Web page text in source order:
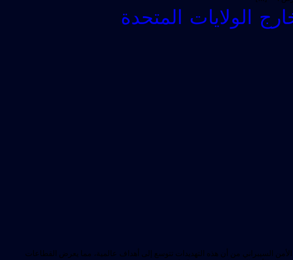
الولايات المتحدة
الأمن السيبراني من أن هذه التهديدات تتوسع إلى أهداف عالمية، مما يعرض القطاعات